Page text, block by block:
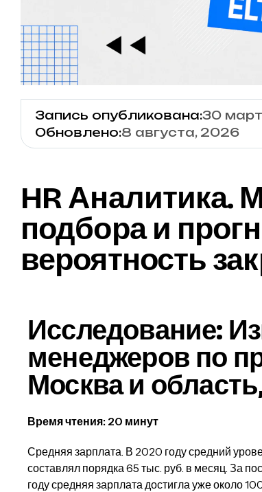
Запись опубликована:30
Обновлено:8 августа, 2026
HR Аналитика.
подбора и
вероятность
Исследование:
менеджеров по
Москва и
Время чтения: 20 минут
Средняя зарплата. В 2020 году средний
составлял порядка 65 тыс. руб. в месяц. За
году средняя зарплата достигла уже около